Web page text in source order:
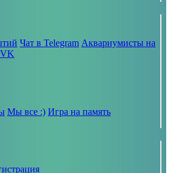
Чат в Telegram Аквариумисты на
Мы все :) Игра на память